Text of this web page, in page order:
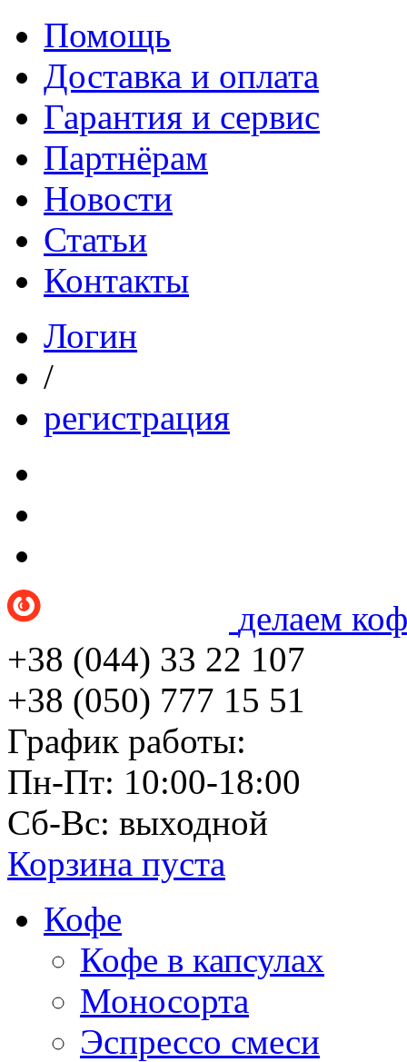
Помощь
Доставка и оплата
Гарантия и сервис
Партнёрам
Новости
Статьи
Контакты
Логин
/
регистрация
делаем
+38 (044) 33 22 107
+38 (050) 777 15 51
График работы:
Пн-Пт: 10:00-18:00
Сб-Вс: выходной
Корзина пуста
Кофе
Кофе в капсулах
Моносорта
Эспрессо смеси